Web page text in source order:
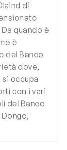
di
quando è
è
del Banco
dove,
si occupa
con i vari
del Banco
Dongo,